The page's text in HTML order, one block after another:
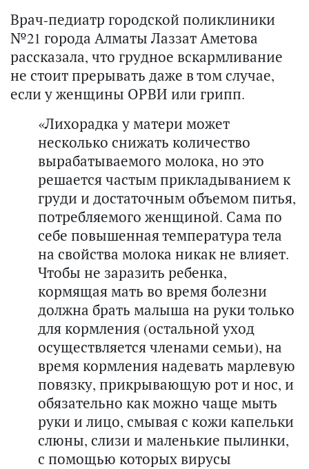
Врач-педиатр городской поликлиники
№21 города Алматы Лаззат Аметова
рассказала, что грудное вскармливание
не стоит прерывать даже в том случае,
если у женщины ОРВИ или грипп.
«Лихорадка у матери может
несколько снижать количество
вырабатываемого молока, но это
решается частым прикладыванием к
груди и достаточным объемом питья,
потребляемого женщиной. Сама по
себе повышенная температура тела
на свойства молока никак не влияет.
Чтобы не заразить ребенка,
кормящая мать во время болезни
должна брать малыша на руки только
для кормления (остальной уход
осуществляется членами семьи), на
время кормления надевать марлевую
повязку, прикрывающую рот и нос, и
обязательно как можно чаще мыть
руки и лицо, смывая с кожи капельки
слюны, слизи и маленькие пылинки,
с помощью которых вирусы